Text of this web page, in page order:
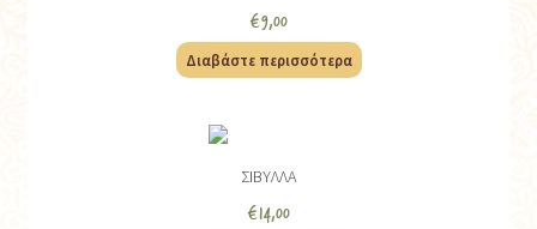
€9,00
Διαβάστε περισσότερα
ΣΙΒΥΛΛΑ
€14,00